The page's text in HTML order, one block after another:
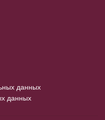
данных
данных